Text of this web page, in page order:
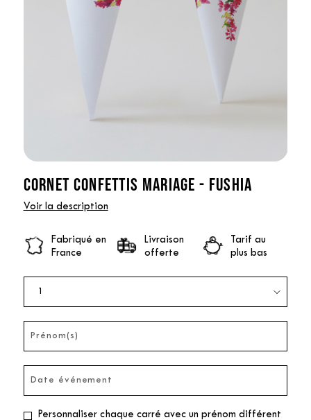
CORNET CONFETTIS MARIAGE - FUSHIA
Voir la description
Fabriqué en
France
Livraison
offerte
Tarif au
plus bas
Personnaliser chaque carré avec un prénom différent